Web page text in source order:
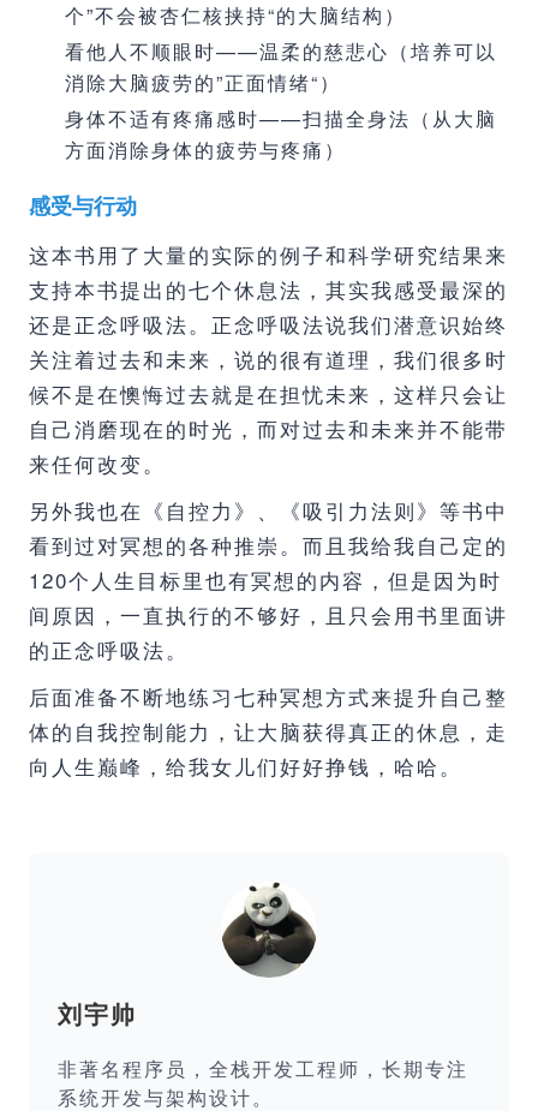
个”不会被杏仁核挟持“的大脑结构）
看他人不顺眼时——温柔的慈悲心（培养可以
消除大脑疲劳的”正面情绪“）
身体不适有疼痛感时——扫描全身法（从大脑
方面消除身体的疲劳与疼痛）
感受与行动
这本书用了大量的实际的例子和科学研究结果来
支持本书提出的七个休息法，其实我感受最深的
还是正念呼吸法。正念呼吸法说我们潜意识始终
关注着过去和未来，说的很有道理，我们很多时
候不是在懊悔过去就是在担忧未来，这样只会让
自己消磨现在的时光，而对过去和未来并不能带
来任何改变。
另外我也在《自控力》、《吸引力法则》等书中
看到过对冥想的各种推崇。而且我给我自己定的
120个人生目标里也有冥想的内容，但是因为时
间原因，一直执行的不够好，且只会用书里面讲
的正念呼吸法。
后面准备不断地练习七种冥想方式来提升自己整
体的自我控制能力，让大脑获得真正的休息，走
向人生巅峰，给我女儿们好好挣钱，哈哈。
刘宇帅
非著名程序员，全栈开发工程师，长期专注
系统开发与架构设计。